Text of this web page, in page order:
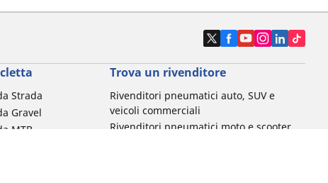
Strada
Gravel
MTB
Trova un rivenditore
Rivenditori pneumatici auto, SUV e
veicoli commerciali
Rivenditori pneumatici moto e scooter